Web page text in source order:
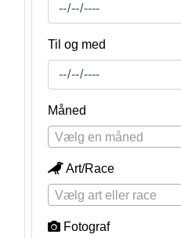
Til og med
Måned
Vælg en måned
Art/Race
Vælg art eller race
Fotograf